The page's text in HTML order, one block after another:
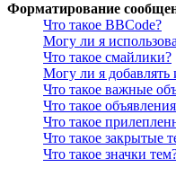
Форматирование
Что такое BBCode?
Могу ли я
Что такое смайлики?
Могу ли я
Что такое важные
Что такое
Что такое
Что такое закрытые
Что такое значки